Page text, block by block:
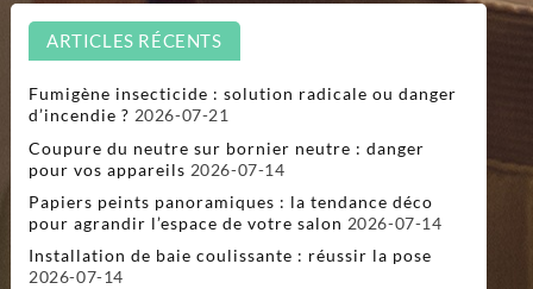
ARTICLES RÉCENTS
Fumigène insecticide : solution radicale ou danger
d’incendie ? 2026-07-21
Coupure du neutre sur bornier neutre : danger
pour vos appareils 2026-07-14
Papiers peints panoramiques : la tendance déco
pour agrandir l’espace de votre salon 2026-07-14
Installation de baie coulissante : réussir la pose
2026-07-14